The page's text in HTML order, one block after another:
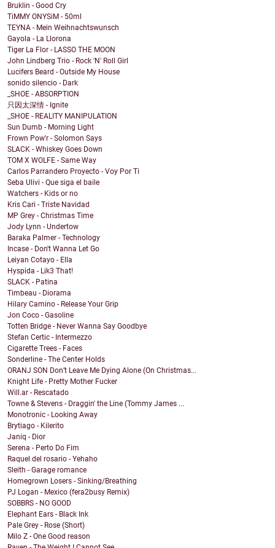
Bruklin - Good Cry
TiMMY ONYSiM - 50ml
TEYNA - Mein Weihnachtswunsch
Gayola - La Llorona
Tiger La Flor - LASSO THE MOON
John Lindberg Trio - Rock 'N' Roll Girl
Lucifers Beard - Outside My House
sonido silencio - Dark
_SHOE - ABSORPTION
只因太深情 - Ignite
_SHOE - REALITY MANIPULATION
Sun Dumb - Morning Light
Frown Pow'r - Solomon Says
SLACK - Whiskey Goes Down
TOM X WOLFE - Same Way
Carlos Parrandero Proyecto - Voy Por Ti
Seba Ulivi - Que siga el baile
Watchers - Kids or no
Kris Cari - Triste Navidad
MP Grey - Christmas Time
Jody Lynn - Undertow
Baraka Palmer - Technology
Incase - Don't Wanna Let Go
Leiyan Cotayo - Ella
Hyspida - Lik3 That!
SLACK - Patina
Timbeau - Diorama
Hilary Camino - Release Your Grip
Jon Coco - Gasoline
Totten Bridge - Never Wanna Say Goodbye
Stefan Certic - Intermezzo
Cigarette Trees - Faces
Sonderline - The Center Holds
ORANJ SON Don’t Leave Me Dying Alone (On Christmas...
Knight Life - Pretty Mother Fucker
Will.ar - Rescatado
Towne & Stevens - Draggin' the Line (Tommy James ...
Monotronic - Looking Away
Brytiago - Kilerito
Janiq - Dior
Serena - Perto Do Fim
Raquel del rosario - Yehaho
Sleith - Garage romance
Homegrown Losers - Sinking/Breathing
PJ Logan - Mexico (fera2busy Remix)
SOBBRS - NO GOOD
Elephant Ears - Black Ink
Pale Grey - Rose (Short)
Milo Z - One Good reason